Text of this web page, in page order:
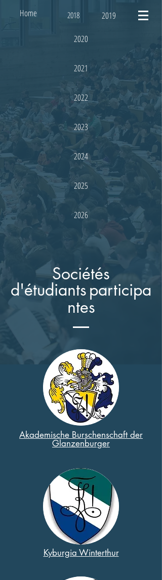
Home 2018
2019
2020
2021
2022
2023
2024
2025
2026
Sociétés
d'étudiantsparticipa
ntes
Akademische Burschenschaft der
Glanzenburger
Kyburgia Winterthur